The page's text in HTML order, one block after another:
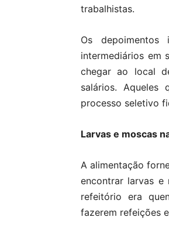
trabalhistas.
Os depoimentos
intermediários em
chegar ao local
salários.
processo seletivo
Larvas e moscas
A alimentação
encontrar larvas e
refeitório era
fazerem refeições